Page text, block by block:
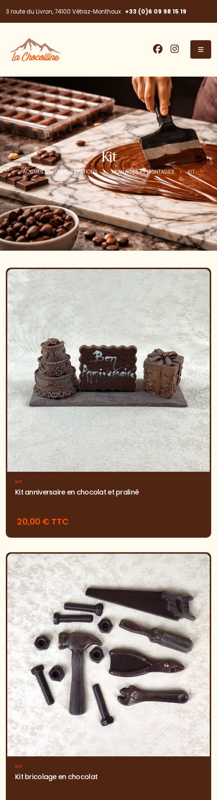
3 route du Livron, 74100 Vétraz-Monthoux +33 (0)6 09 98 15 19
Kit
ACCUEIL NOS CRÉATIONS MOULAGES ET MONTAGES KIT
KIT
Kit anniversaire en chocolat et praliné
20,00 € TTC
KIT
Kit bricolage en chocolat